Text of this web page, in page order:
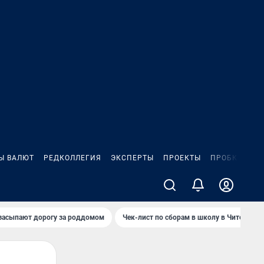
ВАЛЮТ РЕДКОЛЛЕГИЯ ЭКСПЕРТЫ ПРОЕКТЫ ПРОБКИ
дорогу за роддомом Чек-лист по сборам в школу в Чите